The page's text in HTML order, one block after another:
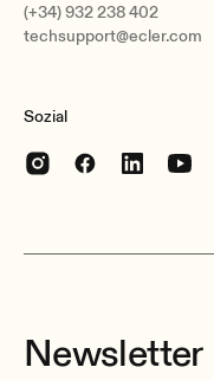
(+34) 932 238 402
techsupport@ecler.com
Sozial
Newsletter